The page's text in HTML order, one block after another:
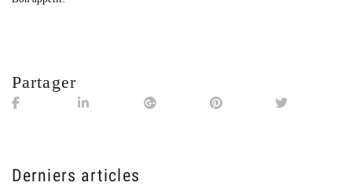
Partager
Derniers articles